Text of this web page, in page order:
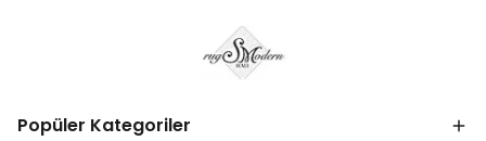
Popüler Kategoriler